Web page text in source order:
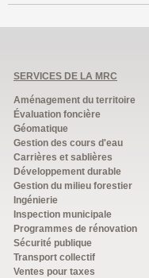
SERVICES DE LA MRC
Aménagement du territoire
Évaluation foncière
Géomatique
Gestion des cours d'eau
Carrières et sablières
Développement durable
Gestion du milieu forestier
Ingénierie
Inspection municipale
Programmes de rénovation
Sécurité publique
Transport collectif
Ventes pour taxes